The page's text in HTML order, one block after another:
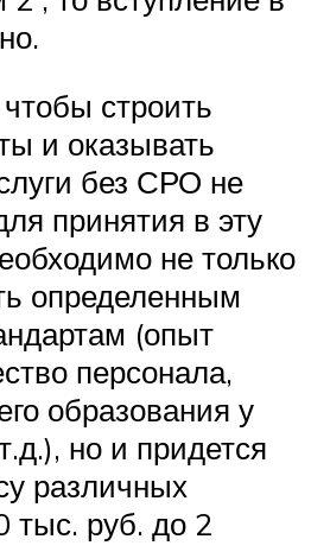
строить
и оказывать
без СРО не
принятия в эту
не только
определенным
(опыт
персонала,
образования у
но и придется
различных
тыс. руб. до 2